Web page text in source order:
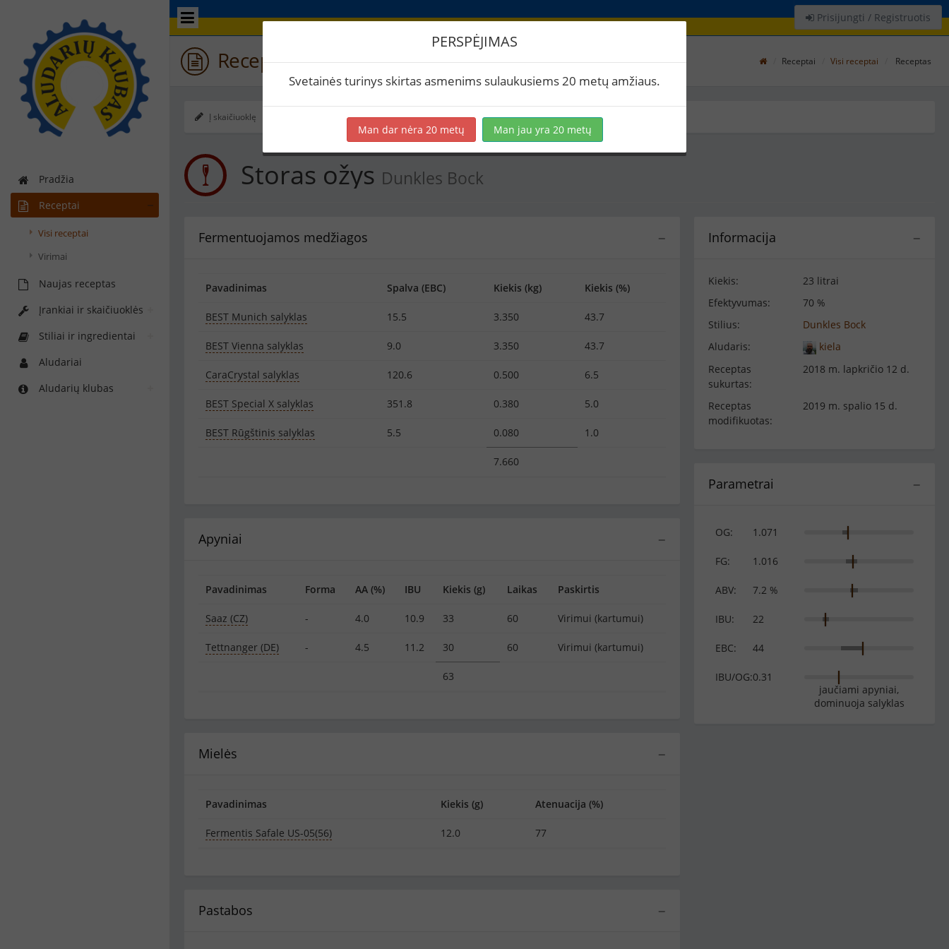
Pradžia
Receptai
Visi receptai
Virimai
Naujas receptas
Įrankiai ir skaičiuoklės
Stiliai ir ingredientai
Aludariai
Aludarių klubas
Prisijungti / Registruotis
Receptas / Storas ožys Receptai Visi receptai Receptas
Į skaičiuoklę Eksportuoti į PDF Spausdinti etiketes Virimai (3) BeerXML
Storas ožys Dunkles Bock
−
Informacija
Kiekis:
23 litrai
Efektyvumas:
70 %
Stilius:
Dunkles Bock
Aludaris:
kiela
Receptas
sukurtas:
2018 m. lapkričio 12 d.
Receptas
modifikuotas:
2019 m. spalio 15 d.
−
Parametrai
OG: 1.071
FG: 1.016
ABV: 7.2 %
IBU: 22
EBC: 44
IBU/OG:0.31
jaučiami apyniai,
dominuoja salyklas
−
Fermentuojamos medžiagos
Pavadinimas Spalva (EBC) Kiekis (kg) Kiekis (%)
BEST Munich salyklas 15.5 3.350 43.7
BEST Vienna salyklas 9.0 3.350 43.7
CaraCrystal salyklas 120.6 0.500 6.5
BEST Special X salyklas 351.8 0.380 5.0
BEST Rūgštinis salyklas 5.5 0.080 1.0
7.660
−
Apyniai
Pavadinimas Forma AA (%) IBU Kiekis (g) Laikas Paskirtis
Saaz (CZ) - 4.0 10.9 33 60 Virimui (kartumui)
Tettnanger (DE) - 4.5 11.2 30 60 Virimui (kartumui)
63
−
Mielės
Pavadinimas Kiekis (g) Atenuacija (%)
Fermentis Safale US-05(56) 12.0 77
−
Pastabos
PERSPĖJIMAS
Svetainės turinys skirtas asmenims sulaukusiems 20 metų amžiaus.
Man dar nėra 20 metų Man jau yra 20 metų